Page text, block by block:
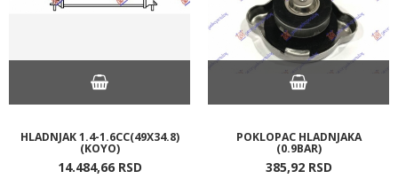
HLADNJAK 1.4-1.6CC(49X34.8)
(KOYO)
14.484,66 RSD
POKLOPAC HLADNJAKA
(0.9BAR)
385,92 RSD